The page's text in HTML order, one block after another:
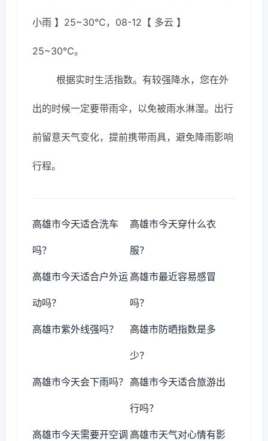
小雨 】25~30℃，08-12【 多云 】
25~30℃。
根据实时生活指数。有较强降水，您在外
出的时候一定要带雨伞，以免被雨水淋湿。出行
前留意天气变化，提前携带雨具，避免降雨影响
行程。
高雄市今天适合洗车
吗？
高雄市今天穿什么衣
服？
高雄市今天适合户外运
动吗？
高雄市最近容易感冒
吗？
高雄市紫外线强吗？ 高雄市防晒指数是多
少？
高雄市今天会下雨吗？ 高雄市今天适合旅游出
行吗？
高雄市今天需要开空调 高雄市天气对心情有影